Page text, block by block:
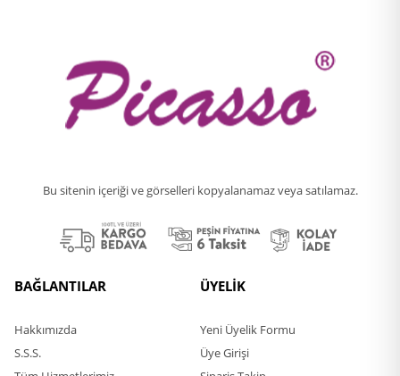
Bu sitenin içeriği ve görselleri kopyalanamaz veya satılamaz.
BAĞLANTILAR
Hakkımızda
S.S.S.
ÜYELİK
Yeni Üyelik Formu
Üye Girişi